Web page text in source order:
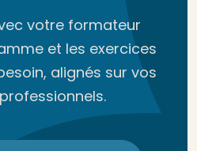
votre formateur
et les exercices
alignés sur vos